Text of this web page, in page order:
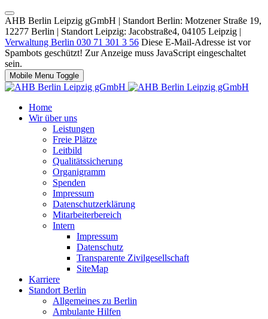
AHB Berlin Leipzig gGmbH | Standort Berlin: Motzener Straße 19,
12277 Berlin | Standort Leipzig: Jacobstraße4, 04105 Leipzig |
Verwaltung Berlin 030 71 301 3 56 Diese E-Mail-Adresse ist vor
Spambots geschützt! Zur Anzeige muss JavaScript eingeschaltet
sein.
Mobile Menu Toggle
Home
Wir über uns
Leistungen
Freie Plätze
Leitbild
Qualitätssicherung
Organigramm
Spenden
Impressum
Datenschutzerklärung
Mitarbeiterbereich
Intern
Impressum
Datenschutz
Transparente Zivilgesellschaft
SiteMap
Karriere
Standort Berlin
Allgemeines zu Berlin
Ambulante Hilfen